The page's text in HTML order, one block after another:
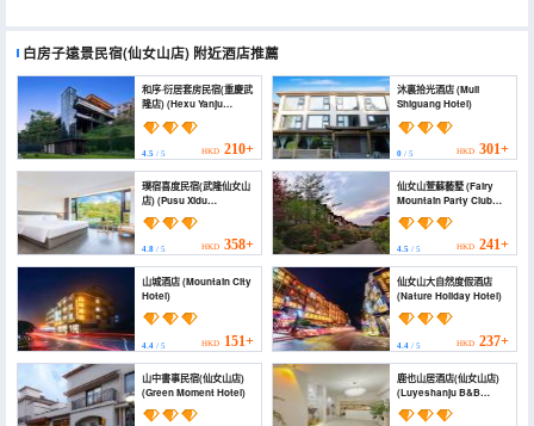
白房子遠景民宿(仙女山店) 附近酒店推薦
和序·衍居套房民宿(重慶武
隆店) (Hexu Yanju
4.5 / 5 HKD 210+
沐裏拾光酒店 (Muli
Shiguang Hotel)
0/ 5 HKD 301+
璞宿喜度民宿(武隆仙女山
店) (Pusu Xidu
Homestay)
4.8 / 5 HKD 358+
仙女山萱蘇藝墅 (Fairy
Mountain Party Club
Villa)
4.5/ 5 HKD 241+
山城酒店 (Mountain City
Hotel)
4.4 / 5 HKD 151+
仙女山大自然度假酒店
(Nature Holiday Hotel)
4.4/ 5 HKD 237+
山中書事民宿(仙女山店)
(Green Moment Hotel)
鹿也山居酒店(仙女山店)
(Luyeshanju B&B
(Fairy Mountain
Branch))